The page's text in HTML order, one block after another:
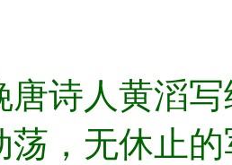
唐诗人黄滔
荡，无休止